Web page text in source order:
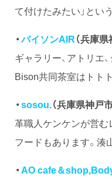
て付けたみたい」とい
・バイソンAIR（兵庫
ギャラリー、アトリエ
Bison共同茶室はトト
・sosou.（兵庫県神戸
革職人ケンケンが営む
フードもあります。湊
・AO cafe＆